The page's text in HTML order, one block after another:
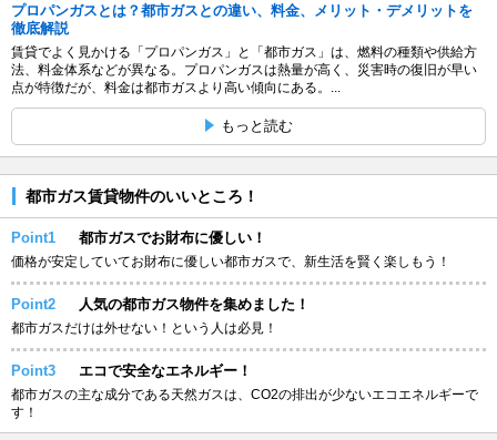
プロパンガスとは？都市ガスとの違い、料金、メリット・デメリットを
徹底解説
賃貸でよく見かける「プロパンガス」と「都市ガス」は、燃料の種類や供給方
法、料金体系などが異なる。プロパンガスは熱量が高く、災害時の復旧が早い
点が特徴だが、料金は都市ガスより高い傾向にある。...
もっと読む
都市ガス賃貸物件のいいところ！
Point1 都市ガスでお財布に優しい！
価格が安定していてお財布に優しい都市ガスで、新生活を賢く楽しもう！
Point2 人気の都市ガス物件を集めました！
都市ガスだけは外せない！という人は必見！
Point3 エコで安全なエネルギー！
都市ガスの主な成分である天然ガスは、CO2の排出が少ないエコエネルギーで
す！